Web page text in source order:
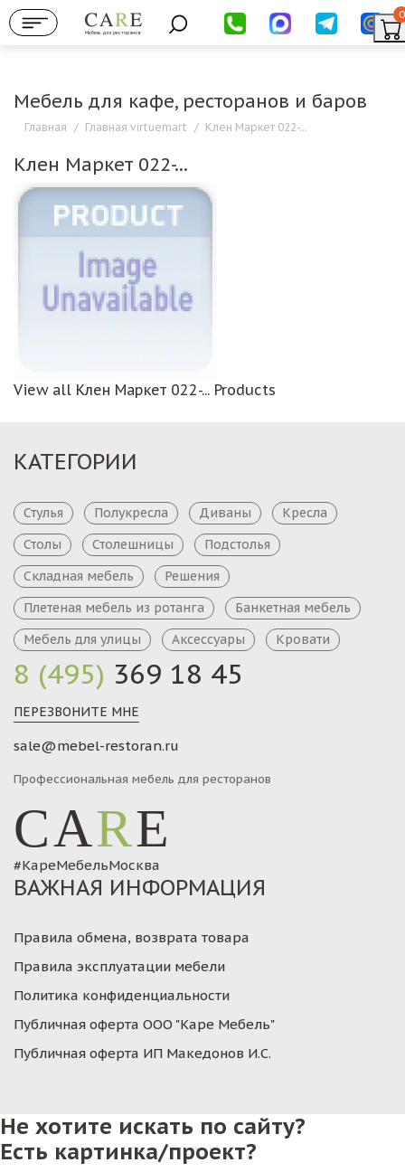
Мебель для ресторанов
0
Мебель для кафе, ресторанов и баров
Главная / Главная virtuemart / Клен Маркет 022-...
Клен Маркет 022-...
View all Клен Маркет 022-... Products
8 (495) 369 18 45
ПЕРЕЗВОНИТЕ МНЕ
sale@mebel-restoran.ru
Профессиональная мебель для ресторанов
CARE
#КареМебельМосква
КАТЕГОРИИ
Стулья Полукресла Диваны
Кресла
Столы
Столешницы
Подстолья
Складная мебель
Решения
Плетеная мебель из ротанга
Банкетная мебель
Мебель для улицы
Аксессуары Кровати
ВАЖНАЯ ИНФОРМАЦИЯ
Правила обмена, возврата товара
Правила эксплуатации мебели
Политика конфиденциальности
Публичная оферта ООО "Каре Мебель"
Публичная оферта ИП Македонов И.С.
Не хотите искать по сайту?
Есть картинка/проект?